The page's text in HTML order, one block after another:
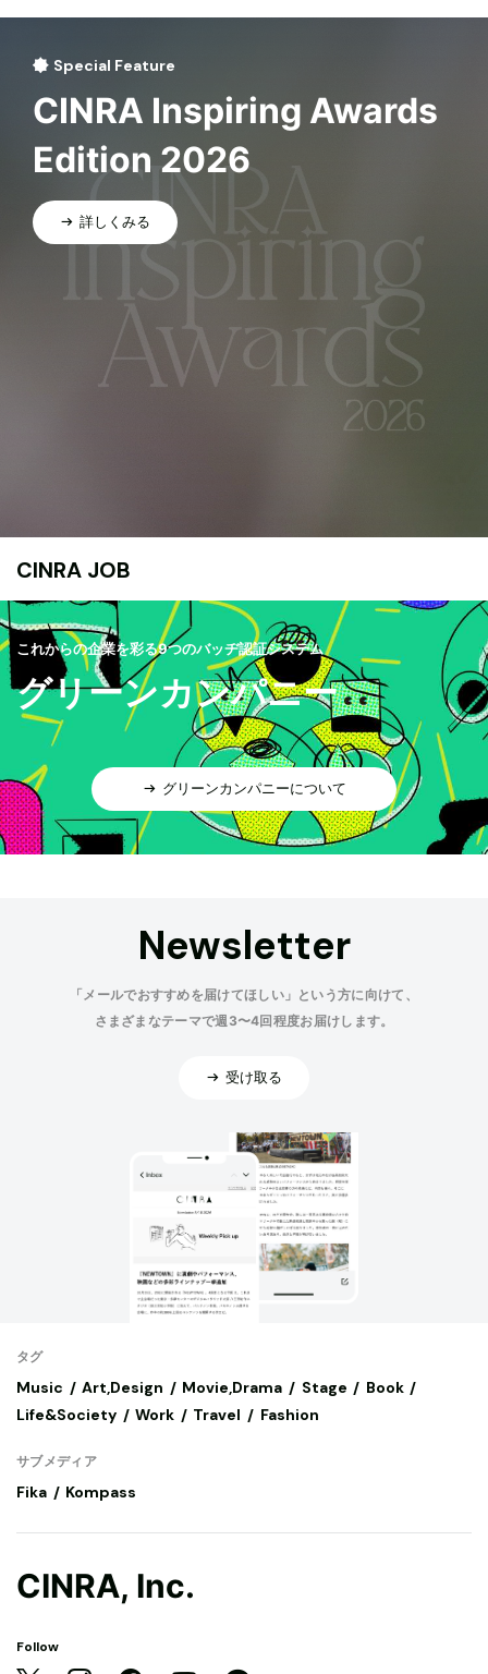
Special Feature
CINRA Inspiring Awards
Edition 2026
詳しくみる
CINRA JOB
これからの企業を彩る9つのバッヂ認証システム
グリーンカンパニー
グリーンカンパニーについて
Newsletter
「メールでおすすめを届けてほしい」という方に向けて、
さまざまなテーマで週3〜4回程度お届けします。
受け取る
タグ
Music Art,Design Movie,Drama Stage
Book
Life&Society
Work Travel Fashion
サブメディア
Fika Kompass
CINRA, Inc.
Follow